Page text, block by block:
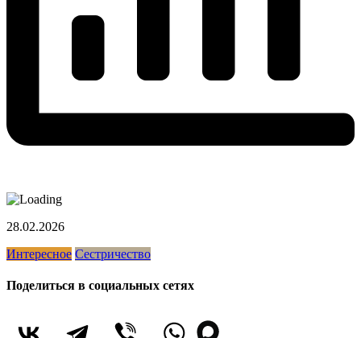
28.02.2026
Интересное Сестричество
Поделиться в социальных сетях